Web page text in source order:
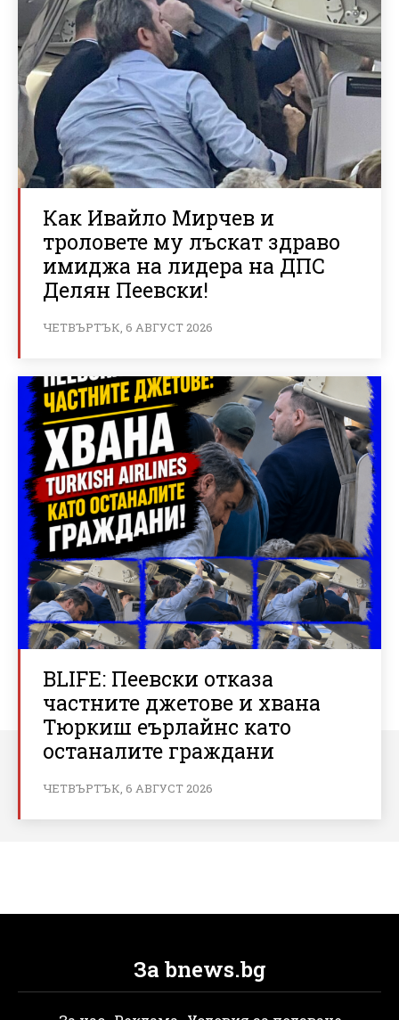
Как Ивайло Мирчев и
троловете му лъскат здраво
имиджа на лидера на ДПС
Делян Пеевски!
ЧЕТВЪРТЪК, 6 АВГУСТ 2026
BLIFE: Пеевски отказа
частните джетове и хвана
Тюркиш еърлайнс като
останалите граждани
ЧЕТВЪРТЪК, 6 АВГУСТ 2026
За bnews.bg